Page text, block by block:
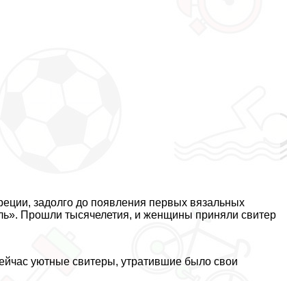
задолго до появления первых вязальных
Прошли тысячелетия, и женщины приняли свитер
уютные свитеры, утратившие было свои